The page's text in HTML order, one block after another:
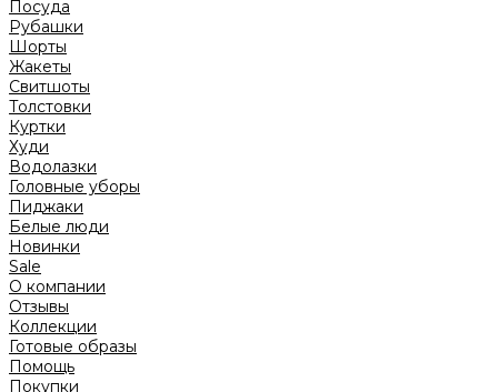
Посуда
Рубашки
Шорты
Жакеты
Свитшоты
Толстовки
Куртки
Худи
Водолазки
Головные уборы
Пиджаки
Белые люди
Новинки
Sale
О компании
Отзывы
Коллекции
Готовые образы
Помощь
Покупки